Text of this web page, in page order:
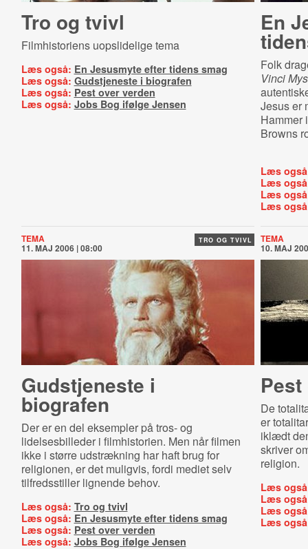
Tro og tvivl
Filmhistoriens uopslidelige tema
Læs også: En Jesusmyte efter tidens smag
Læs også: Gudstjeneste i biografen
Læs også: Pest over verden
Læs også: Jobs Bog ifølge Jensen
En
Folk
Vinci
Jesus er
Hammer
Browns
Læs
Læs
Læs
Læs
TRO OG TVIVL
TEMA
11. MAJ 2006 | 08:00
Gudstjeneste i
biografen
Der er en del eksempler på tros- og
lidelsesbilleder i filmhistorien. Men når filmen
ikke i større udstrækning har haft brug for
religionen, er det muligvis, fordi mediet selv
tilfredsstiller lignende behov.
Læs også: Tro og tvivl
Læs også: En Jesusmyte efter tidens smag
Læs også: Pest over verden
Læs også: Jobs Bog ifølge Jensen
TEMA
10. MAJ
De
er
iklædt
skriver
religion.
Læs
Læs
Læs
Læs